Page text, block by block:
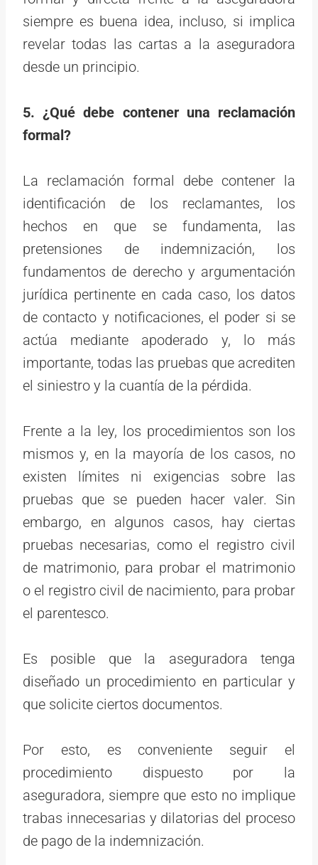
siempre es buena idea, incluso, si implica
revelar todas las cartas a la aseguradora
desde un principio.
5. ¿Qué debe contener una reclamación
formal?
La reclamación formal debe contener la
identificación de los reclamantes, los
hechos en que se fundamenta, las
pretensiones de indemnización, los
fundamentos de derecho y argumentación
jurídica pertinente en cada caso, los datos
de contacto y notificaciones, el poder si se
actúa mediante apoderado y, lo más
importante, todas las pruebas que acrediten
el siniestro y la cuantía de la pérdida.
Frente a la ley, los procedimientos son los
mismos y, en la mayoría de los casos, no
existen límites ni exigencias sobre las
pruebas que se pueden hacer valer. Sin
embargo, en algunos casos, hay ciertas
pruebas necesarias, como el registro civil
de matrimonio, para probar el matrimonio
o el registro civil de nacimiento, para probar
el parentesco.
Es posible que la aseguradora tenga
diseñado un procedimiento en particular y
que solicite ciertos documentos.
Por esto, es conveniente seguir el
procedimiento dispuesto por la
aseguradora, siempre que esto no implique
trabas innecesarias y dilatorias del proceso
de pago de la indemnización.